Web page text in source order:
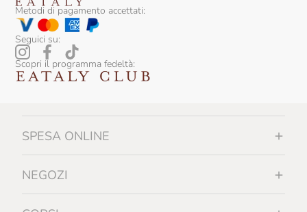
Metodi di pagamento accettati:
Seguici su:
Scopri il programma fedeltà:
SPESA ONLINE
NEGOZI